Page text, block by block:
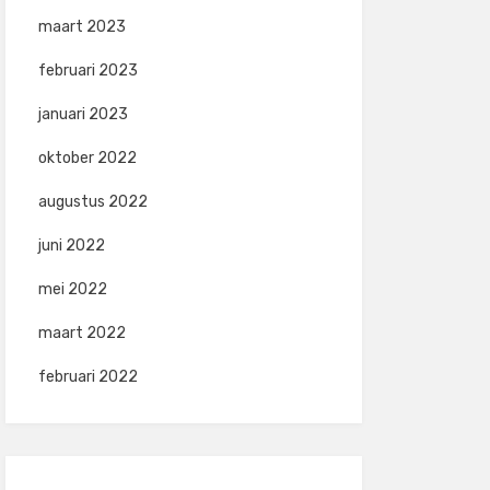
maart 2023
februari 2023
januari 2023
oktober 2022
augustus 2022
juni 2022
mei 2022
maart 2022
februari 2022